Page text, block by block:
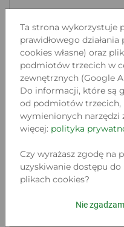
KOŁOWROTEK
Lokalizacja:
JAWORZYNA ŚLĄSKA,
Stan:
Używany
Ta strona wykorzystuje
prawidłowego
cookies własne) oraz
podmiotów trzecich w
zewnętrznych (Google
Do informacji, które są
od podmiotów trzecich,
wymienionych narzędzi
więcej: polityka
Czy wyrażasz zgodę na
uzyskiwanie dostępu
plikach cookies?
Nie